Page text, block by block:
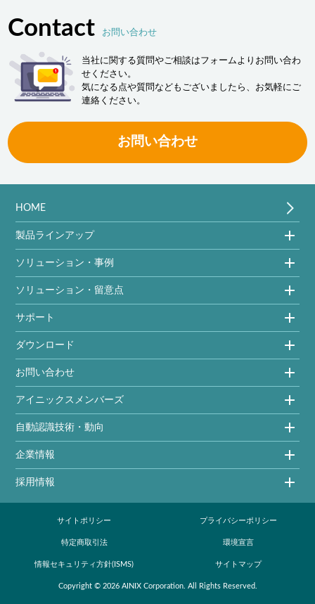
Contact お問い合わせ
当社に関する質問やご相談はフォームよりお問い合わ
せください。
気になる点や質問などもございましたら、お気軽にご
連絡ください。
お問い合わせ
HOME
製品ラインアップ
ソリューション・事例
ソリューション・留意点
サポート
ダウンロード
お問い合わせ
アイニックスメンバーズ
自動認識技術・動向
企業情報
採用情報
サイトポリシー プライバシーポリシー
特定商取引法 環境宣言
情報セキュリティ方針(ISMS) サイトマップ
Copyright © 2026 AINIX Corporation. All Rights Reserved.